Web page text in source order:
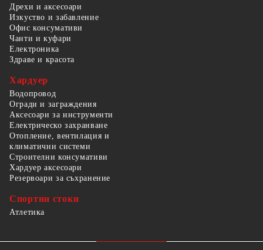
Дрехи и аксесоари
Изкуство и забавление
Офис консумативи
Чанти и куфари
Електроника
Здраве и красота
Хардуер
Водопровод
Огради и заграждения
Аксесоари за инструменти
Електрическо захранване
Отопление, вентилация и
климатични системи
Строителни консумативи
Хардуер аксесоари
Резервоари за съхранение
Спортни стоки
Атлетика